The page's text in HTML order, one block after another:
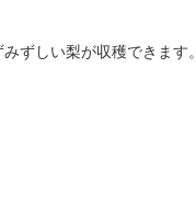
ずしい梨が収穫できます。